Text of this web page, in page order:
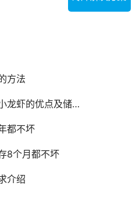
方法
优点及储存时间介绍
都不坏
8个月都不坏
介绍